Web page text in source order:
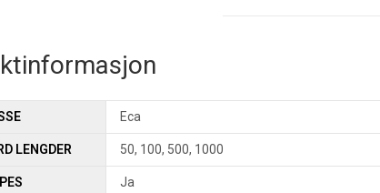
Eca
LENGDER 50, 100, 500, 1000
Ja